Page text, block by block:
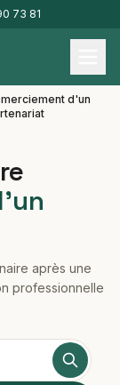
73 81
d'un
après une
professionnelle